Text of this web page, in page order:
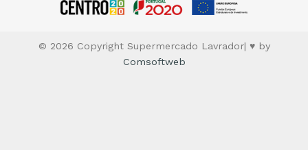
© 2026 Copyright Supermercado Lavrador| ♥ by
Comsoftweb